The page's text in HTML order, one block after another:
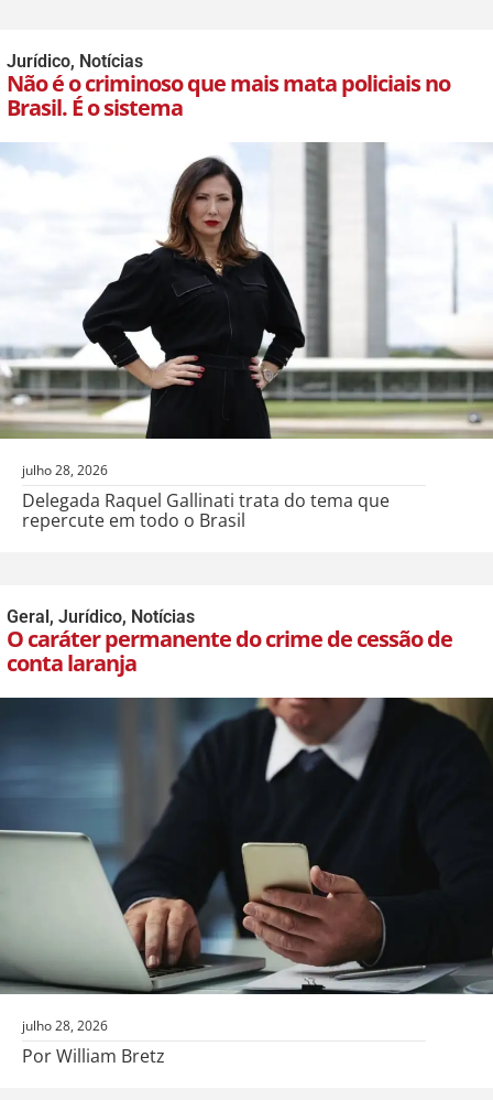
Jurídico, Notícias
Não é o criminoso que mais mata policiais no
Brasil. É o sistema
julho 28, 2026
Delegada Raquel Gallinati trata do tema que
repercute em todo o Brasil
Geral, Jurídico, Notícias
O caráter permanente do crime de cessão de
conta laranja
julho 28, 2026
Por William Bretz